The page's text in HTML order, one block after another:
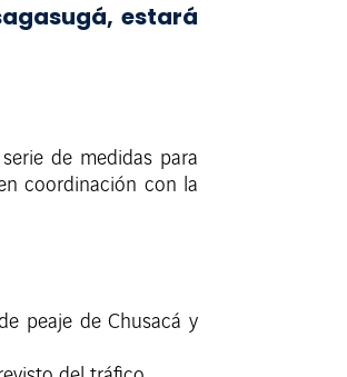
estará
de medidas para
coordinación con la
peaje de Chusacá y